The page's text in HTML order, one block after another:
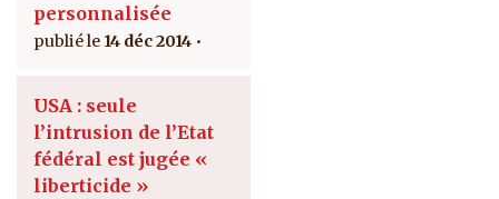
personnalisée
14 déc 2014
USA : seule
l’intrusion de l’Etat
fédéral est jugée «
liberticide »